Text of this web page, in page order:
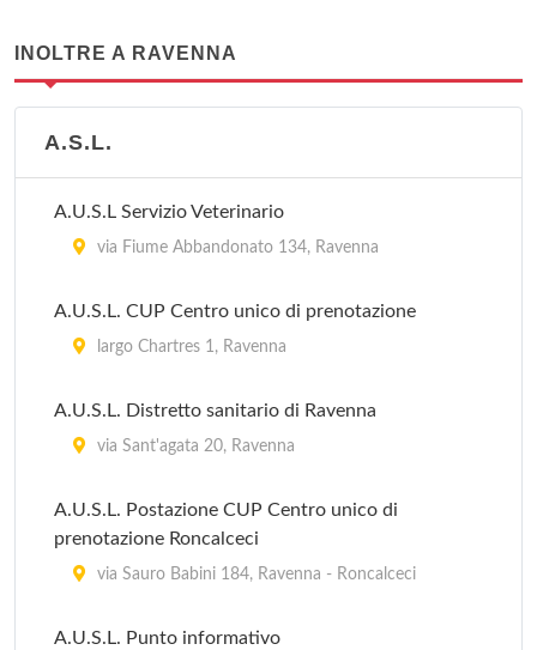
INOLTRE A RAVENNA
A.S.L.
A.U.S.L Servizio Veterinario
via Fiume Abbandonato 134, Ravenna
A.U.S.L. CUP Centro unico di prenotazione
largo Chartres 1, Ravenna
A.U.S.L. Distretto sanitario di Ravenna
via Sant'agata 20, Ravenna
A.U.S.L. Postazione CUP Centro unico di
prenotazione Roncalceci
via Sauro Babini 184, Ravenna - Roncalceci
A.U.S.L. Punto informativo